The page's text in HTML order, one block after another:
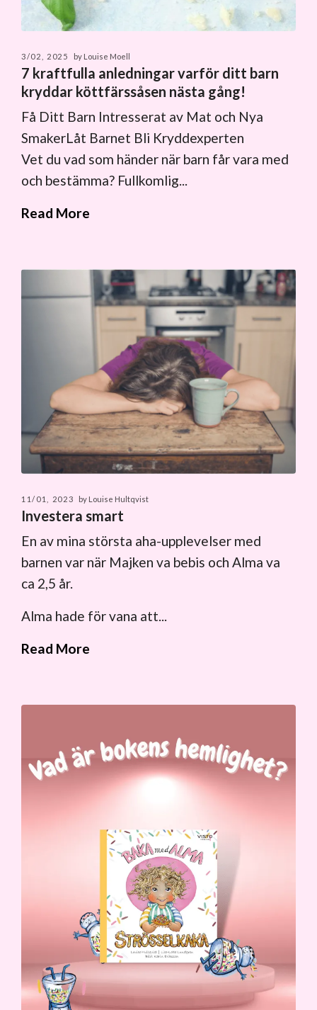
3/02, 2025 by Louise Moell
7 kraftfulla anledningar varför ditt barn
kryddar köttfärssåsen nästa gång!
Få Ditt Barn Intresserat av Mat och Nya
SmakerLåt Barnet Bli Kryddexperten
Vet du vad som händer när barn får vara med
och bestämma? Fullkomlig...
Read More
11/01, 2023 by Louise Hultqvist
Investera smart
En av mina största aha-upplevelser med
barnen var när Majken va bebis och Alma va
ca 2,5 år.
Alma hade för vana att...
Read More
Anmäl dig till vårat nyhetsbrev
Få 10% rabatt på ditt första köp!
Visa min rabattkod